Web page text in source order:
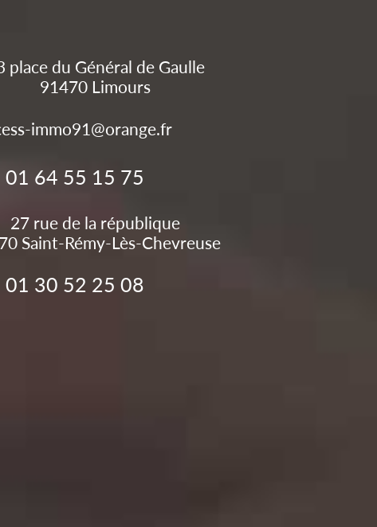
place du Général de Gaulle
91470 Limours
immo91@orange.fr
01 64 55 15 75
27 rue de la république
Saint-Rémy-Lès-Chevreuse
01 30 52 25 08